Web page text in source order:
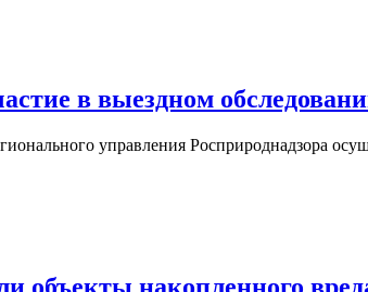
в выездном
управления Росприроднадзора